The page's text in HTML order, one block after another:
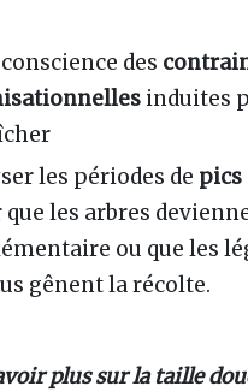
des
induites
les périodes de pics
les arbres
ou que les
gênent la récolte.
plus sur la taille